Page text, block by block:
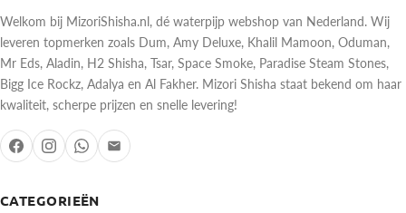
CATEGORIEËN
Welkom bij MizoriShisha.nl, dé waterpijp webshop van Nederland. Wij
leveren topmerken zoals Dum, Amy Deluxe, Khalil Mamoon, Oduman,
Mr Eds, Aladin, H2 Shisha, Tsar, Space Smoke, Paradise Steam Stones,
Bigg Ice Rockz, Adalya en Al Fakher. Mizori Shisha staat bekend om haar
kwaliteit, scherpe prijzen en snelle levering!